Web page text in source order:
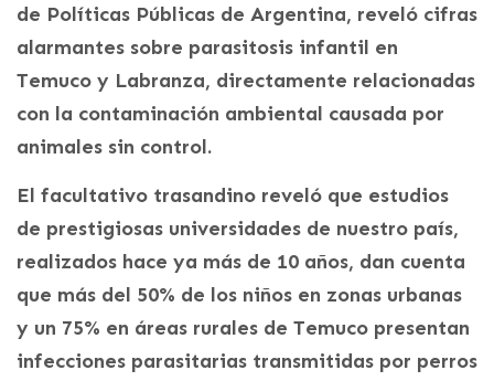
de Políticas Públicas de Argentina, reveló cifras
alarmantes sobre parasitosis infantil en
Temuco y Labranza, directamente relacionadas
con la contaminación ambiental causada por
animales sin control.
El facultativo trasandino reveló que estudios
de prestigiosas universidades de nuestro país,
realizados hace ya más de 10 años, dan cuenta
que más del 50% de los niños en zonas urbanas
y un 75% en áreas rurales de Temuco presentan
infecciones parasitarias transmitidas por perros